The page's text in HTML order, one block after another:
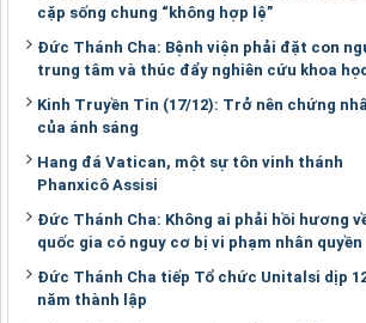
cặp sống chung “không hợp lệ”
Đức Thánh Cha: Bệnh viện phải đặt con
trung tâm và thúc đẩy nghiên cứu khoa
Kinh Truyền Tin (17/12): Trở nên chứng
của ánh sáng
Hang đá Vatican, một sự tôn vinh thánh
Phanxicô Assisi
Đức Thánh Cha: Không ai phải hồi hương
quốc gia có nguy cơ bị vi phạm nhân quyền
Đức Thánh Cha tiếp Tổ chức Unitalsi dịp
năm thành lập